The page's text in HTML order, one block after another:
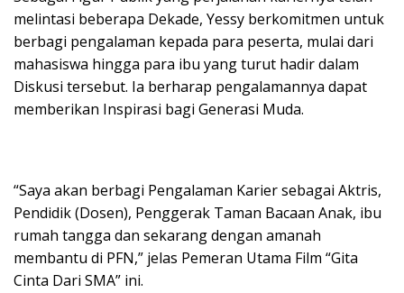
melintasi beberapa Dekade, Yessy berkomitmen untuk
berbagi pengalaman kepada para peserta, mulai dari
mahasiswa hingga para ibu yang turut hadir dalam
Diskusi tersebut. Ia berharap pengalamannya dapat
memberikan Inspirasi bagi Generasi Muda.
“Saya akan berbagi Pengalaman Karier sebagai Aktris,
Pendidik (Dosen), Penggerak Taman Bacaan Anak, ibu
rumah tangga dan sekarang dengan amanah
membantu di PFN,” jelas Pemeran Utama Film “Gita
Cinta Dari SMA” ini.